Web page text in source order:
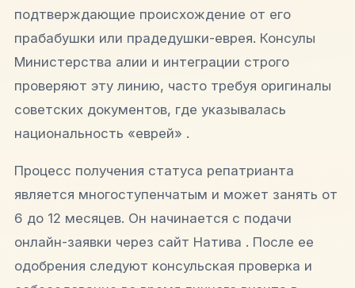
подтверждающие происхождение от его
прабабушки или прадедушки-еврея. Консулы
Министерства алии и интеграции строго
проверяют эту линию, часто требуя оригиналы
советских документов, где указывалась
национальность «еврей» .
Процесс получения статуса репатрианта
является многоступенчатым и может занять от
6 до 12 месяцев. Он начинается с подачи
онлайн-заявки через сайт Натива . После ее
одобрения следуют консульская проверка и